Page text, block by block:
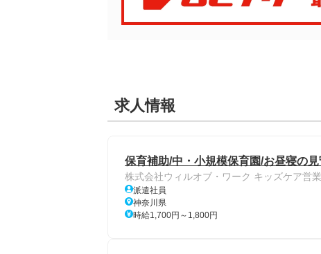
求人情報
保育補助/中・小規模保育園/お昼寝の
株式会社ウィルオブ・ワーク キッズケア営
派遣社員
神奈川県
時給1,700円～1,800円